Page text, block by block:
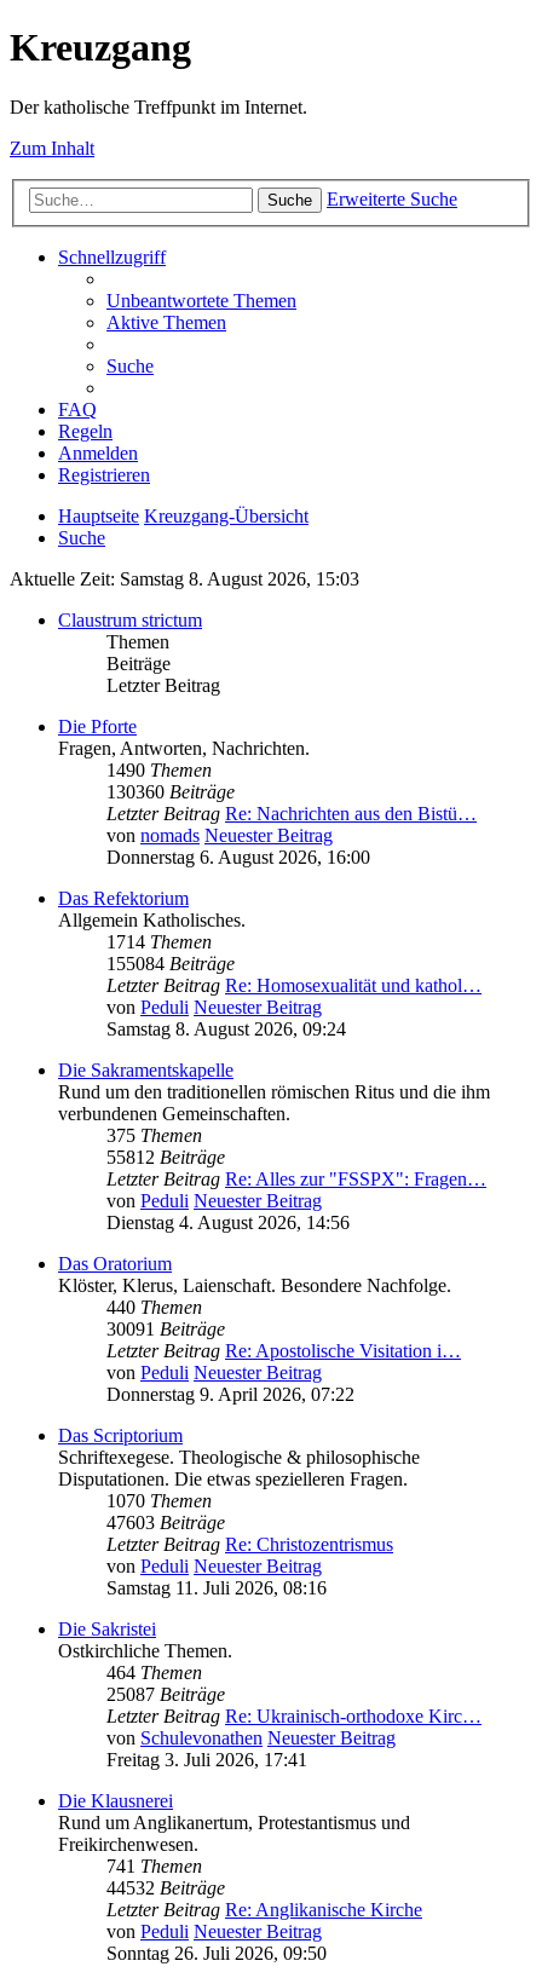
Kreuzgang
Der katholische Treffpunkt im Internet.
Zum Inhalt
Suche Erweiterte Suche
Schnellzugriff
Unbeantwortete Themen
Aktive Themen
Suche
FAQ
Regeln
Anmelden
Registrieren
Hauptseite Kreuzgang-Übersicht
Suche
Aktuelle Zeit: Samstag 8. August 2026, 15:03
Claustrum strictum
Themen
Beiträge
Letzter Beitrag
Die Pforte
Fragen, Antworten, Nachrichten.
1490 Themen
130360 Beiträge
Letzter Beitrag Re: Nachrichten aus den Bistü…
von nomads Neuester Beitrag
Donnerstag 6. August 2026, 16:00
Das Refektorium
Allgemein Katholisches.
1714 Themen
155084 Beiträge
Letzter Beitrag Re: Homosexualität und kathol…
von Peduli Neuester Beitrag
Samstag 8. August 2026, 09:24
Die Sakramentskapelle
Rund um den traditionellen römischen Ritus und die ihm
verbundenen Gemeinschaften.
375 Themen
55812 Beiträge
Letzter Beitrag Re: Alles zur "FSSPX": Fragen…
von Peduli Neuester Beitrag
Dienstag 4. August 2026, 14:56
Das Oratorium
Klöster, Klerus, Laienschaft. Besondere Nachfolge.
440 Themen
30091 Beiträge
Letzter Beitrag Re: Apostolische Visitation i…
von Peduli Neuester Beitrag
Donnerstag 9. April 2026, 07:22
Das Scriptorium
Schriftexegese. Theologische & philosophische
Disputationen. Die etwas spezielleren Fragen.
1070 Themen
47603 Beiträge
Letzter Beitrag Re: Christozentrismus
von Peduli Neuester Beitrag
Samstag 11. Juli 2026, 08:16
Die Sakristei
Ostkirchliche Themen.
464 Themen
25087 Beiträge
Letzter Beitrag Re: Ukrainisch-orthodoxe Kirc…
von Schulevonathen Neuester Beitrag
Freitag 3. Juli 2026, 17:41
Die Klausnerei
Rund um Anglikanertum, Protestantismus und
Freikirchenwesen.
741 Themen
44532 Beiträge
Letzter Beitrag Re: Anglikanische Kirche
von Peduli Neuester Beitrag
Sonntag 26. Juli 2026, 09:50